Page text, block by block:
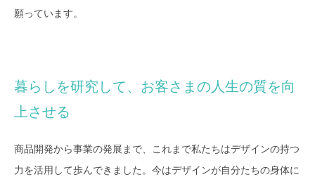
願っています。
暮らしを研究して、お客さまの人生の質を向
上させる
商品開発から事業の発展まで、これまで私たちはデザインの持つ
力を活用して歩んできました。今はデザインが自分たちの身体に